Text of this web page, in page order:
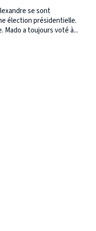
se sont
élection présidentielle.
a toujours voté à...